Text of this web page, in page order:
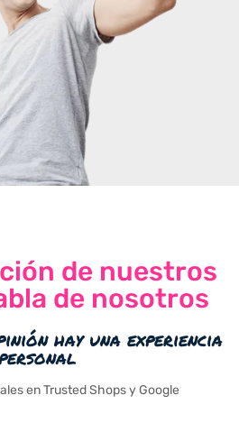
de nuestros
de nosotros
hay una experiencia
en Trusted Shops y Google